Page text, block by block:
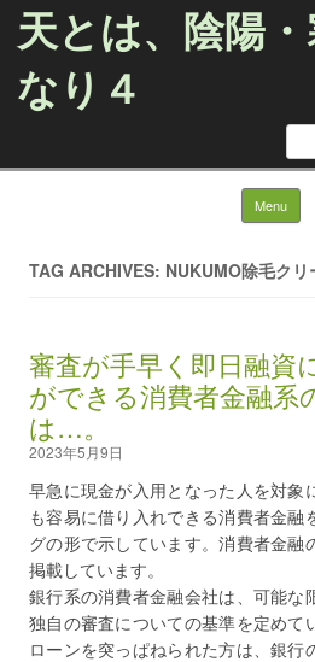
天とは、陰陽
なり４
検
Menu
TAG ARCHIVES: NUKUMO除毛クリ
審査が手早く即日融資
ができる消費者金融系
は…。
2023年5月9日
早急に現金が入用となった人を対象
も容易に借り入れできる消費者金融
グの形で示しています。消費者金融
掲載しています。
銀行系の消費者金融会社は、可能な
独自の審査についての基準を定めて
ローンを突っぱねられた方は、銀行